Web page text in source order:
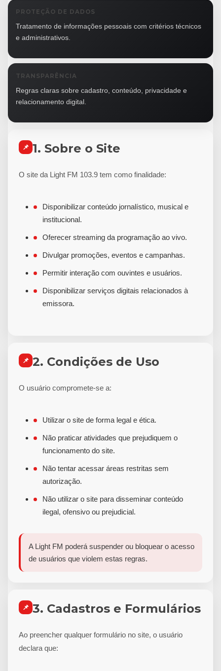
PROTEÇÃO DE DADOS
Tratamento de informações pessoais com critérios técnicos
e administrativos.
TRANSPARÊNCIA
Regras claras sobre cadastro, conteúdo, privacidade e
relacionamento digital.
📌 1. Sobre o Site
O site da Light FM 103.9 tem como finalidade:
Disponibilizar conteúdo jornalístico, musical e
institucional.
Oferecer streaming da programação ao vivo.
Divulgar promoções, eventos e campanhas.
Permitir interação com ouvintes e usuários.
Disponibilizar serviços digitais relacionados à
emissora.
📌 2. Condições de Uso
O usuário compromete-se a:
Utilizar o site de forma legal e ética.
Não praticar atividades que prejudiquem o
funcionamento do site.
Não tentar acessar áreas restritas sem
autorização.
Não utilizar o site para disseminar conteúdo
ilegal, ofensivo ou prejudicial.
A Light FM poderá suspender ou bloquear o acesso
de usuários que violem estas regras.
📌 3. Cadastros e Formulários
Ao preencher qualquer formulário no site, o usuário
declara que: